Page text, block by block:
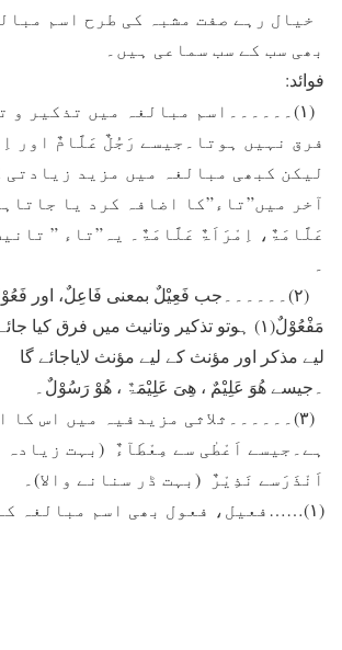
خیال رہے صفت مشبہ کی طرح اسم
بھی سب کے سب سماعی ہیں۔
فوائد:
(۱)۔۔۔۔۔۔اسم مبالغہ میں تذکیر و
فرق نہیں ہوتا۔جیسے رَجُلٌ عَلَّامٌ اور
لیکن کبھی مبالغہ میں مزید زیادتی
آخر میں”تاء”کا اضافہ کرد یا
عَلَّامَۃٌ، اِمْرَاَۃٌ عَلَّامَۃٌ۔ یہ”تاء ”
(۲)۔۔۔۔۔۔جب فَعِیْلٌ بمعنی فَاعِلٌ، اور
مَفْعُوْلٌ(۱) ہوتو تذکیر وتانیث میں فرق کیا
لیے مذکر اور مؤنث کے لیے مؤنث لایاجائے گا
۔جیسے ھُوَ عَلِیْمٌ ، ھِیَ عَلِیْمَۃٌ ، ھُوْ رَسُوْلٌ۔
(۳)۔۔۔۔۔۔ثلاثی مزیدفیہ میں اس کا
ہے۔جیسے اَعْطٰی سے مِعْطَآءٌ (بہت زیادہ
اَنْذَرَسے نَذِیْرٌ (بہت ڈر سنانے والا)۔
(۱)……فعیل، فعول بھی اسم مبالغہ کے اوزان ہیں۔